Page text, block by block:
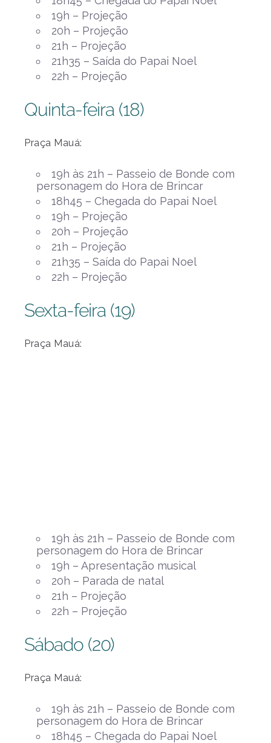
19h – Projeção
20h – Projeção
21h – Projeção
21h35 – Saída do Papai Noel
22h – Projeção
Quinta-feira (18)
Praça Mauá:
19h às 21h – Passeio de Bonde com
personagem do Hora de Brincar
18h45 – Chegada do Papai Noel
19h – Projeção
20h – Projeção
21h – Projeção
21h35 – Saída do Papai Noel
22h – Projeção
Sexta-feira (19)
Praça Mauá:
19h às 21h – Passeio de Bonde com
personagem do Hora de Brincar
19h – Apresentação musical
20h – Parada de natal
21h – Projeção
22h – Projeção
Sábado (20)
Praça Mauá:
19h às 21h – Passeio de Bonde com
personagem do Hora de Brincar
18h45 – Chegada do Papai Noel